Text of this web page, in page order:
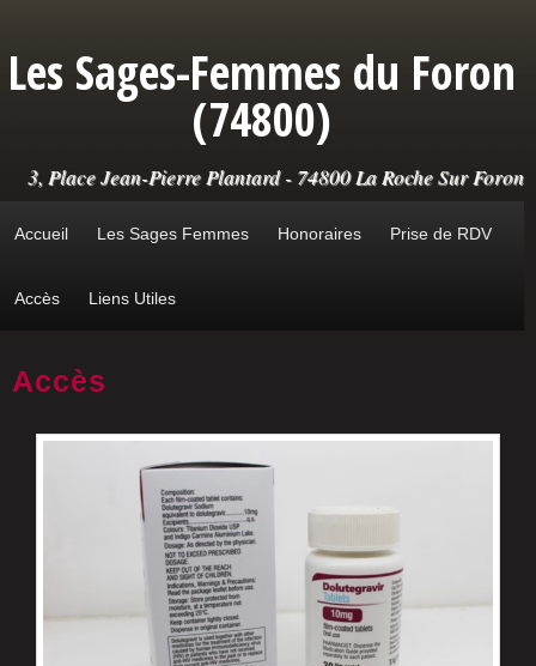
Les Sages-Femmes du Foron
(74800)
3, Place Jean-Pierre Plantard - 74800 La Roche Sur Foron
Accueil Les Sages Femmes Honoraires Prise de RDV
Accès Liens Utiles
Accès